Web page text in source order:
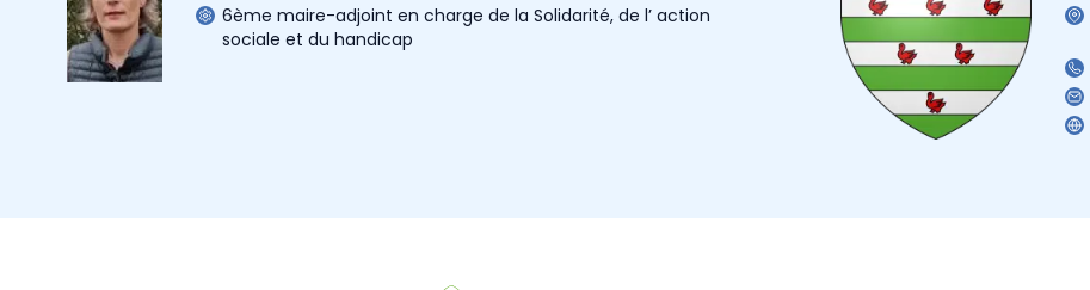
6ème maire-adjoint en charge de la Solidarité, de l’ action
sociale et du handicap